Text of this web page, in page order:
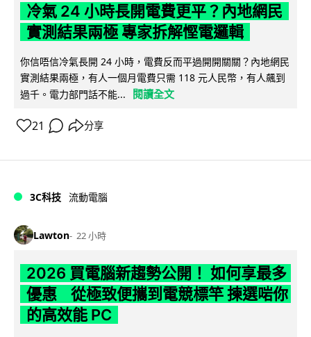
冷氣 24 小時長開電費更平？內地網民
實測結果兩極 專家拆解慳電邏輯
你信唔信冷氣長開 24 小時，電費反而平過開開關關？內地網民
實測結果兩極，有人一個月電費只需 118 元人民幣，有人飆到
過千。電力部門話不能...
閱讀全文
21 分享
3C科技 流動電腦
Lawton 22 小時
2026 買電腦新趨勢公開！ 如何享最多
優惠 從極致便攜到電競標竿 揀選啱你
的高效能 PC